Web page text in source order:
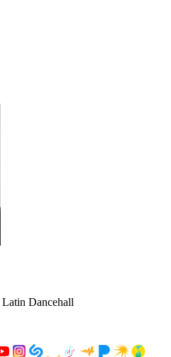
Latin Dancehall